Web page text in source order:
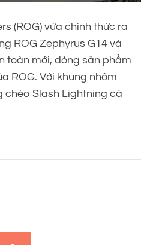
(ROG) vừa chính thức ra
ROG Zephyrus G14 và
toàn mới, dòng sản phẩm
ROG. Với khung nhôm
chéo Slash Lightning cá